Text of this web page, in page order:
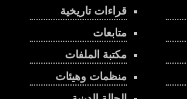
قراءات تاريخية
متابعات
مكتبة الملفات
منظمات وهيئات